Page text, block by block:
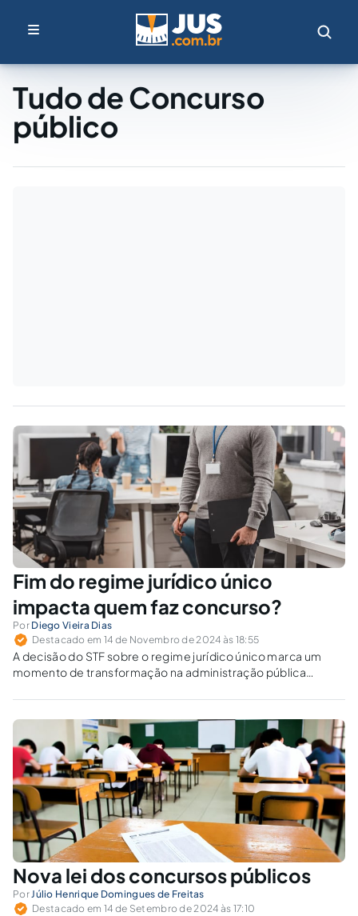
Tudo de Concurso
público
Fim do regime jurídico único
impacta quem faz concurso?
Por Diego Vieira Dias
Destacado em 14 de Novembro de 2024 às 18:55
A decisão do STF sobre o regime jurídico único marca um
momento de transformação na administração pública
Nova lei dos concursos públicos
Por Júlio Henrique Domingues de Freitas
Destacado em 14 de Setembro de 2024 às 17:10